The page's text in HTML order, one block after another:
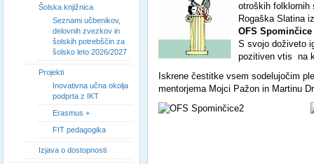
Šolska knjižnica
Seznami učbenikov,
delovnih zvezkov in
šolskih potrebščin za
šolsko leto 2026/2027
Projekti
Inovativna učna okolja
podprta z IKT
Erasmus +
FIT pedagogika
Izjava o dostopnosti
otroških folklornih
Rogaška Slatina
OFS
S svojo doživeto
pozitiven vtis na
Iskrene čestitke vsem sodelujočim
mentorjema Mojci Pažon in Martinu